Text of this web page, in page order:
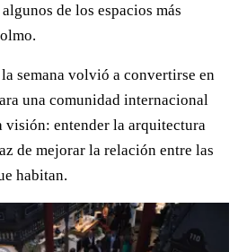
de los espacios más
semana volvió a convertirse en
una comunidad internacional
visión: entender la arquitectura
de mejorar la relación entre las
habitan.